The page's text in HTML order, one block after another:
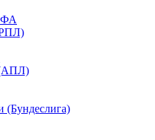
(Бундеслига)